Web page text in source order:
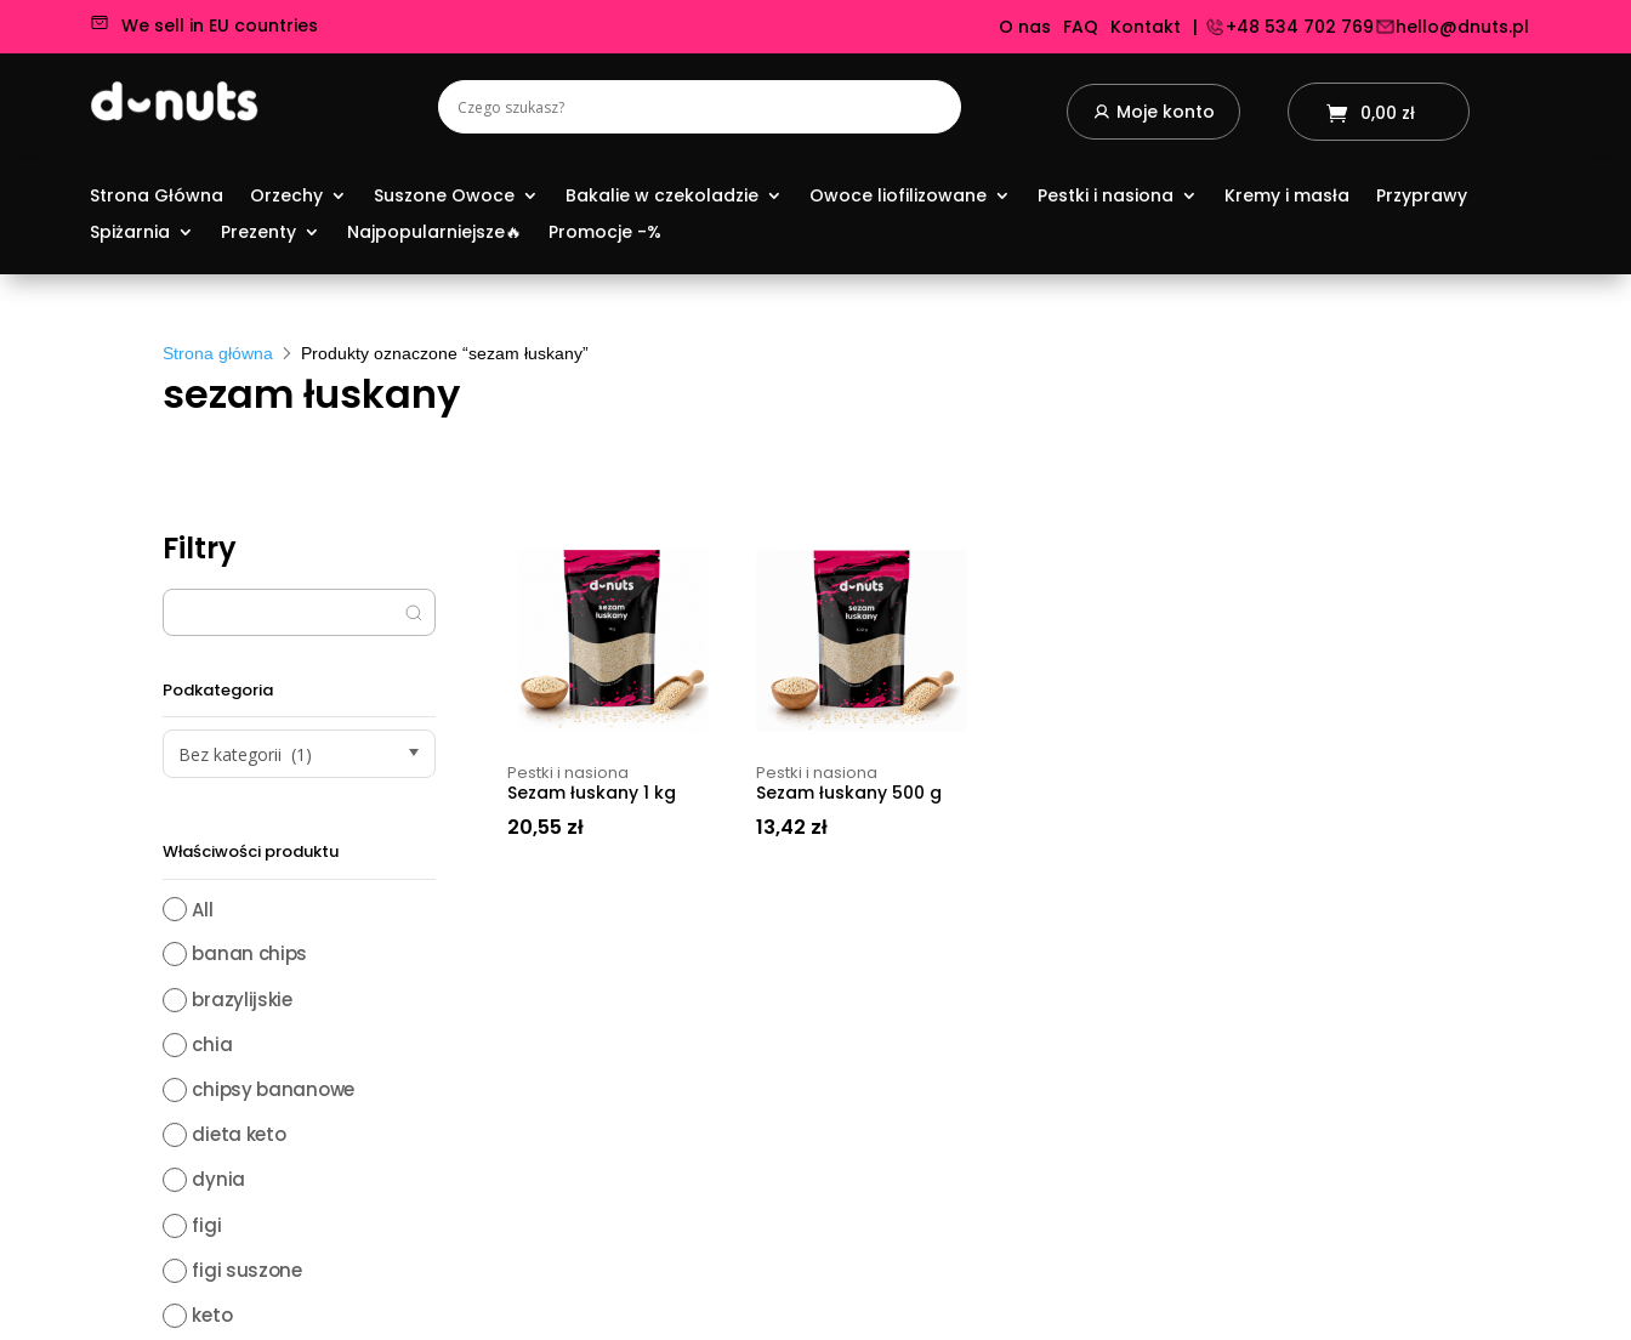
We sell in EU countries O nas FAQ Kontakt | +48 534 702 769 hello@dnuts.pl
Moje konto 0,00 zł
Strona Główna Orzechy Suszone Owoce Bakalie w czekoladzie Owoce liofilizowane Pestki i nasiona Kremy i masła
Przyprawy
Spiżarnia
Prezenty Najpopularniejsze🔥 Promocje -%
Strona główna Produkty oznaczone “sezam łuskany”
sezam łuskany
Filtry
Podkategoria
Bez kategorii (1)
Właściwości produktu
All
banan chips
brazylijskie
chia
chipsy bananowe
dieta keto
dynia
figi
figi suszone
keto
Pestki i nasiona
Sezam łuskany 1 kg
20,55 zł
Pestki i nasiona
Sezam łuskany 500 g
13,42 zł